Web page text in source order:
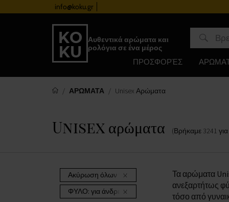
info@koku.gr
Αυθεντικά αρώματα και
ρολόγια σε ένα μέρος
ΠΡΟΣΦΟΡΈΣ
ΑΡΩΜΑΤΑ Unisex Αρώματα
Unisex αρώματα (Βρήκαμε 3241
Ακύρωση όλων των φίλτρων
ΦΥΛΟ: για άνδρες και γυναίκες
Τα αρώματα
ανεξαρτήτως
τόσο από